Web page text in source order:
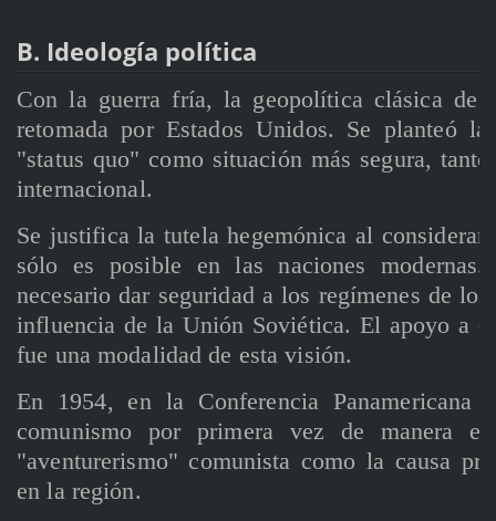
B. Ideología política
Con la guerra fría, la geopolítica clásica de
retomada por Estados Unidos. Se planteó
"status quo" como situación más segura,
internacional.
Se justifica la tutela hegemónica al considerar
sólo es posible en las naciones
necesario dar seguridad a los regímenes de
influencia de la Unión Soviética. El apoyo a
fue una modalidad de esta visión.
En 1954, en la Conferencia Panamericana
comunismo por primera vez de manera
"aventurerismo" comunista como la causa
en la región.